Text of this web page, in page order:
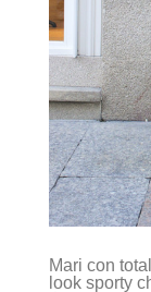
Mari con
look sporty